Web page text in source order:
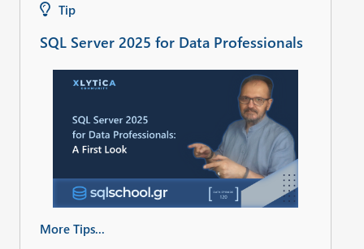
Tip
SQL Server 2025 for Data Professionals
More Tips...